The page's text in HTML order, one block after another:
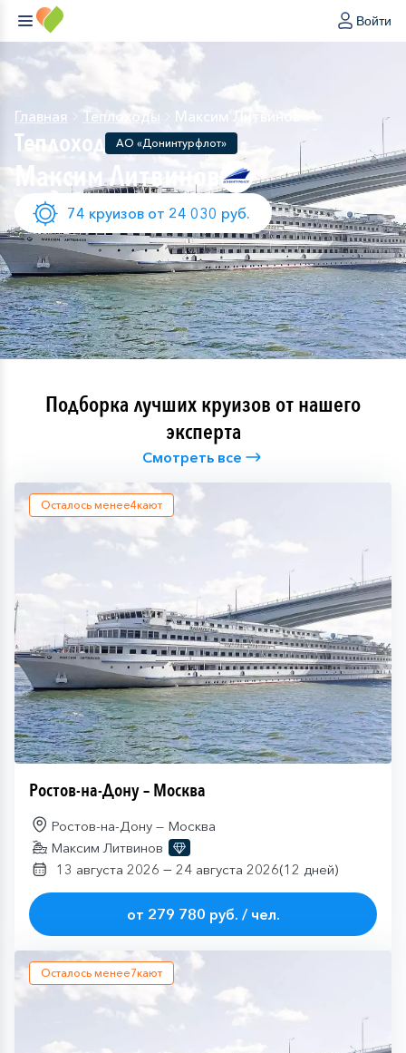
Войти
Главная Теплоходы Максим Литвинов
Теплоход АО «Донинтурфлот»
Максим Литвинов
74 круизов от 24 030 руб.
Подборка лучших круизов от нашего
эксперта
Смотреть все
Осталось менее4кают
Ростов-на-Дону – Москва
Ростов-на-Дону — Москва
Максим Литвинов
13 августа 2026 — 24 августа 2026(12 дней)
от 279 780 руб. / чел.
Осталось менее7кают